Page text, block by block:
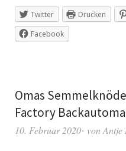
Twitter Drucken
Facebook
Omas
Factory
10. Februar 2020 vonAntje